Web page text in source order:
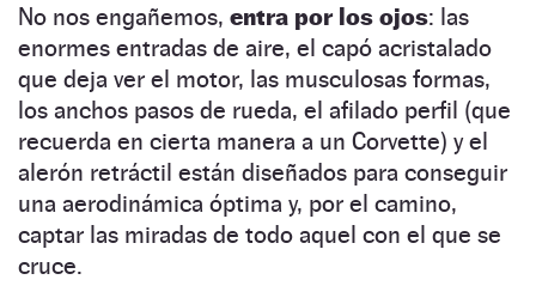
No nos engañemos, entra por los ojos: las
enormes entradas de aire, el capó acristalado
que deja ver el motor, las musculosas formas,
los anchos pasos de rueda, el afilado perfil (que
recuerda en cierta manera a un Corvette) y el
alerón retráctil están diseñados para conseguir
una aerodinámica óptima y, por el camino,
captar las miradas de todo aquel con el que se
cruce.